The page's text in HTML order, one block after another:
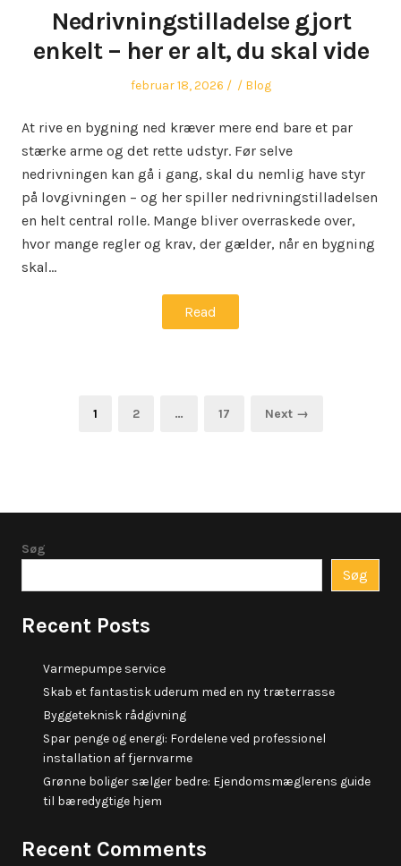
Nedrivningstilladelse gjort
enkelt – her er alt, du skal vide
Posted
februar 18, 2026 Author
Posted
Blog
At rive en bygning ned kræver mere end bare et par
stærke arme og det rette udstyr. Før selve
nedrivningen kan gå i gang, skal du nemlig have styr
på lovgivningen – og her spiller nedrivningstilladelsen
en helt central rolle. Mange bliver overraskede over,
hvor mange regler og krav, der gælder, når en bygning
skal…
Read
Indlægsinddeling
Page
1 Page
2 … Page
17 Next →
Søg
Søg
Recent Posts
Varmepumpe service
Skab et fantastisk uderum med en ny træterrasse
Byggeteknisk rådgivning
Spar penge og energi: Fordelene ved professionel
installation af fjernvarme
Grønne boliger sælger bedre: Ejendomsmæglerens guide
til bæredygtige hjem
Recent Comments